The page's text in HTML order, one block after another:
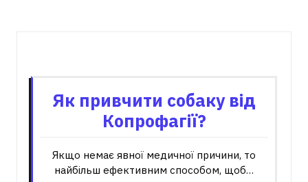
Як привчити собаку від
Копрофагії?
Якщо немає явної медичної причини, то
найбільш ефективним способом, щоб…